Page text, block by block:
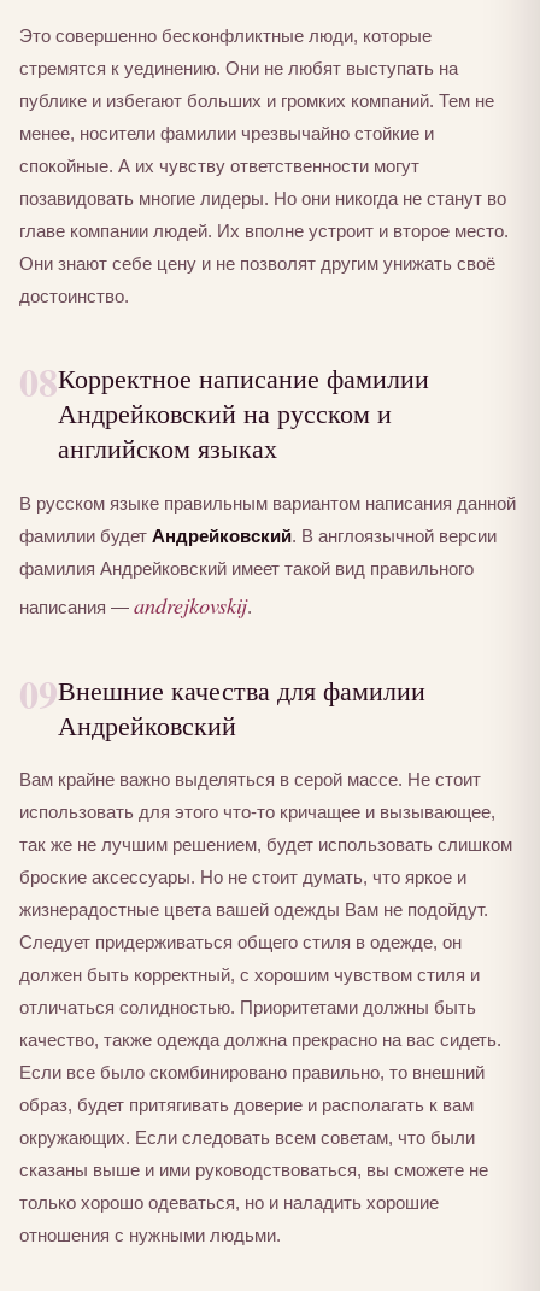
Это совершенно бесконфликтные люди, которые
стремятся к уединению. Они не любят выступать на
публике и избегают больших и громких компаний. Тем не
менее, носители фамилии чрезвычайно стойкие и
спокойные. А их чувству ответственности могут
позавидовать многие лидеры. Но они никогда не станут во
главе компании людей. Их вполне устроит и второе место.
Они знают себе цену и не позволят другим унижать своё
достоинство.
08Корректное написание фамилии
Андрейковский на русском и
английском языках
В русском языке правильным вариантом написания данной
фамилии будет Андрейковский. В англоязычной версии
фамилия Андрейковский имеет такой вид правильного
написания — andrejkovskij.
09Внешние качества для фамилии
Андрейковский
Вам крайне важно выделяться в серой массе. Не стоит
использовать для этого что-то кричащее и вызывающее,
так же не лучшим решением, будет использовать слишком
броские аксессуары. Но не стоит думать, что яркое и
жизнерадостные цвета вашей одежды Вам не подойдут.
Следует придерживаться общего стиля в одежде, он
должен быть корректный, с хорошим чувством стиля и
отличаться солидностью. Приоритетами должны быть
качество, также одежда должна прекрасно на вас сидеть.
Если все было скомбинировано правильно, то внешний
образ, будет притягивать доверие и располагать к вам
окружающих. Если следовать всем советам, что были
сказаны выше и ими руководствоваться, вы сможете не
только хорошо одеваться, но и наладить хорошие
отношения с нужными людьми.